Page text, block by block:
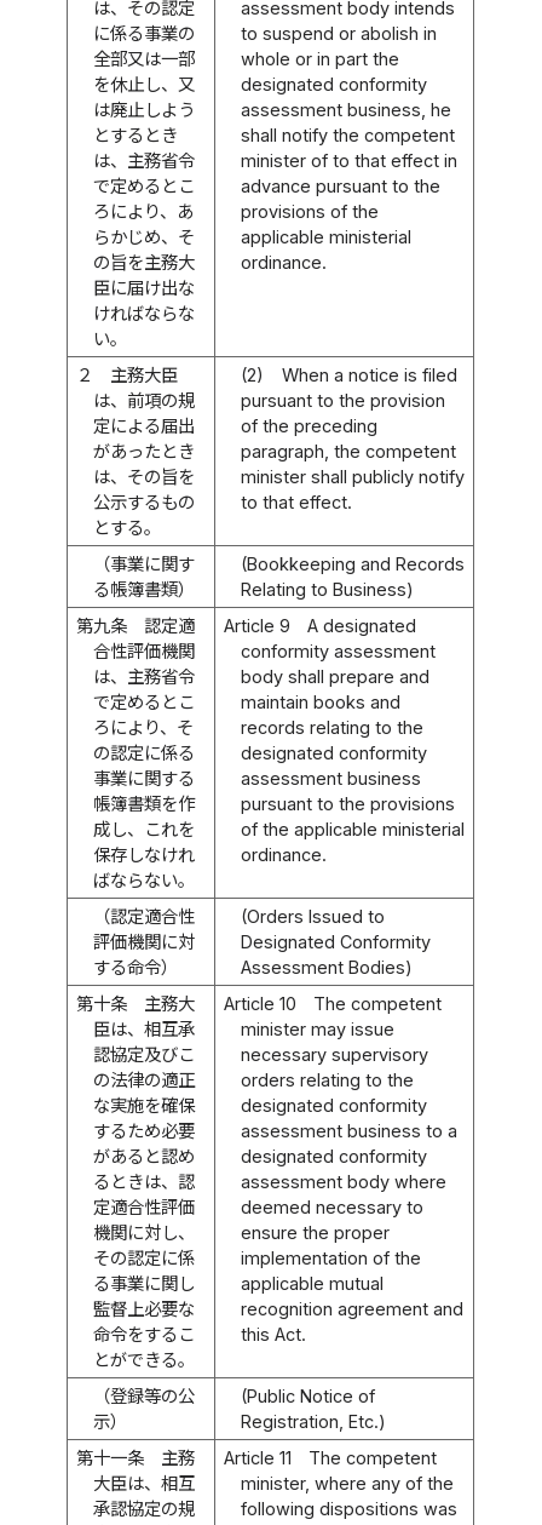
は、その認定
に係る事業の
全部又は一部
を休止し、又
は廃止しよう
とするとき
は、主務省令
で定めるとこ
ろにより、あ
らかじめ、そ
の旨を主務大
臣に届け出な
ければならな
い。
assessment body intends
to suspend or abolish in
whole or in part the
designated conformity
assessment business, he
shall notify the competent
minister of to that effect in
advance pursuant to the
provisions of the
applicable ministerial
ordinance.
２
主務大臣
は、前項の規
定による届出
があったとき
は、その旨を
公示するもの
とする。
(2)
When a notice is filed
pursuant to the provision
of the preceding
paragraph, the competent
minister shall publicly notify
to that effect.
（事業に関す
る帳簿書類）
(Bookkeeping and Records
Relating to Business)
第九条
認定適
合性評価機関
は、主務省令
で定めるとこ
ろにより、そ
の認定に係る
事業に関する
帳簿書類を作
成し、これを
保存しなけれ
ばならない。
Article 9
A designated
conformity assessment
body shall prepare and
maintain books and
records relating to the
designated conformity
assessment business
pursuant to the provisions
of the applicable ministerial
ordinance.
（認定適合性
評価機関に対
する命令）
(Orders Issued to
Designated Conformity
Assessment Bodies)
第十条
主務大
臣は、相互承
認協定及びこ
の法律の適正
な実施を確保
するため必要
があると認め
るときは、認
定適合性評価
機関に対し、
その認定に係
る事業に関し
監督上必要な
命令をするこ
とができる。
Article 10
The competent
minister may issue
necessary supervisory
orders relating to the
designated conformity
assessment business to a
designated conformity
assessment body where
deemed necessary to
ensure the proper
implementation of the
applicable mutual
recognition agreement and
this Act.
（登録等の公
示）
(Public Notice of
Registration, Etc.)
第十一条
主務
大臣は、相互
承認協定の規
Article 11
The competent
minister, where any of the
following dispositions was